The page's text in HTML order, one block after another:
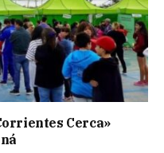
Cerca»